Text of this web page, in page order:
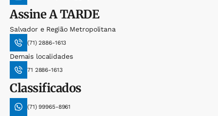
AssineA TARDE
Salvador e Região Metropolitana
(71) 2886-1613
Demais localidades
71 2886-1613
Classificados
(71) 99965-8961